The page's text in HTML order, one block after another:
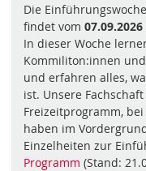
Die
findet vom
In dieser Woche
Kommiliton:innen
und erfahren alles,
ist. Unsere
Freizeitprogramm,
haben im
Einzelheiten zur
Programm (Stand: